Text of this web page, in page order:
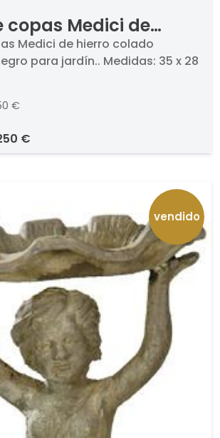
copas Medici de
pintadas en
jardín.
Medici de hierro colado
para jardín.. Medidas: 35 x 28
€
€
vendido